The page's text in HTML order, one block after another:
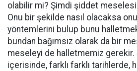
olabilir mi? Şimdi şiddet
Onu bir şekilde nasıl olacaksa
yöntemlerini bulup bunu
bundan bağımsız olarak da bir
meseleyi de halletmemiz gerekir.
içerisinde, farklı farklı tarihlerde,